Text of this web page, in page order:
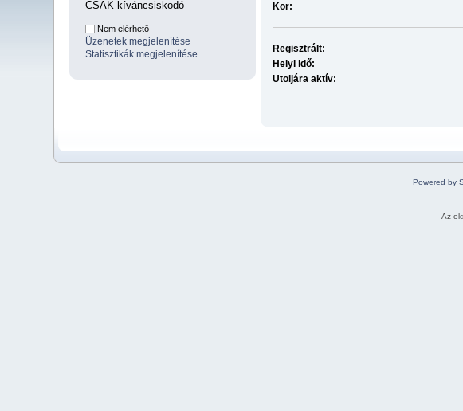
CSAK kíváncsiskodó
Nem elérhető
Üzenetek megjelenítése
Statisztikák megjelenítése
Kor:
Regisztrált:
Helyi idő:
Utoljára aktív:
Powered by
Az